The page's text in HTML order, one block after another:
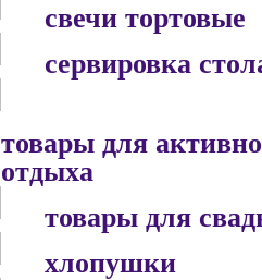
свечи тортовые
сервировка
товары для
отдыха
товары для
хлопушки